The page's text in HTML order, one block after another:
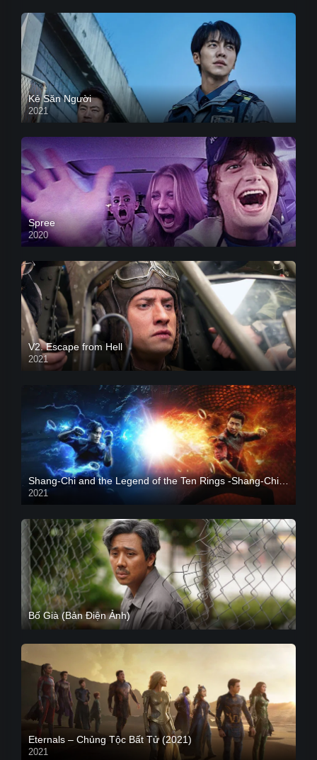
Kẻ Săn Người
2021
Spree
2020
V2. Escape from Hell
2021
Shang-Chi and the Legend of the Ten Rings -Shang-Chi và huyền thoại Thập Luân
2021
CAM
Bố Già (Bản Điện Ảnh)
Eternals – Chủng Tộc Bất Tử (2021)
2021